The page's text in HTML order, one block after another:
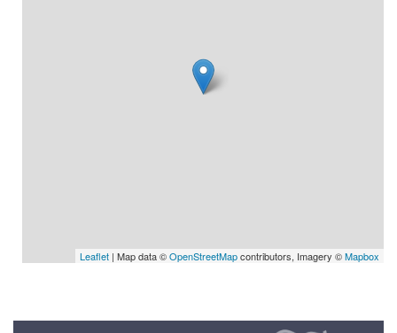
Leaflet | Map data ©OpenStreetMapcontributors, Imagery ©Mapbox